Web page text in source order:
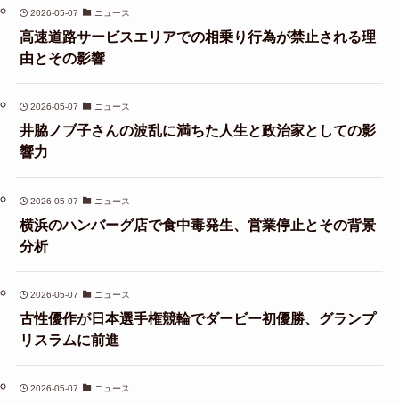
2026-05-07 ニュース
高速道路サービスエリアでの相乗り行為が禁止される理
由とその影響
2026-05-07 ニュース
井脇ノブ子さんの波乱に満ちた人生と政治家としての影
響力
2026-05-07 ニュース
横浜のハンバーグ店で食中毒発生、営業停止とその背景
分析
2026-05-07 ニュース
古性優作が日本選手権競輪でダービー初優勝、グランプ
リスラムに前進
2026-05-07 ニュース